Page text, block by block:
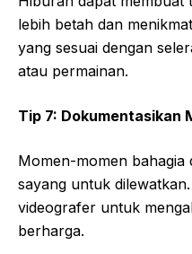
lebih betah dan
yang sesuai dengan
atau permainan.
Tip 7: Dokumentasikan
Momen-momen bahagia
sayang untuk
videografer untuk
berharga.